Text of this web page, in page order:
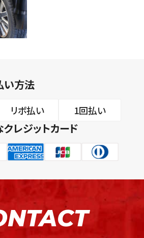
い方法
リボ払い 1回払い
レジットカード